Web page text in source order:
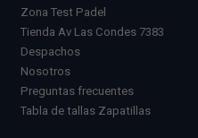
Zona Test Padel
Tienda Av Las Condes 7383
Despachos
Nosotros
Preguntas frecuentes
Tabla de tallas Zapatillas